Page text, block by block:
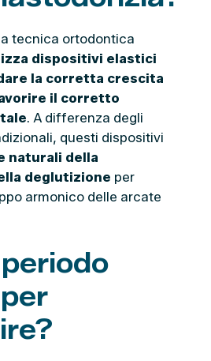
tecnica ortodontica
dispositivi elastici
la corretta crescita
il corretto
. A differenza degli
questi dispositivi
naturali della
deglutizione per
armonico delle arcate